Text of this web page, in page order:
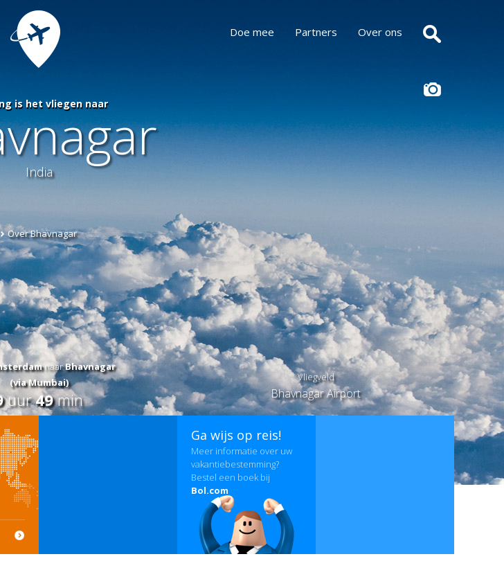
Doe mee Partners Over ons
is het vliegen naar
India
Over Bhavnagar
naarBhavnagar
(via Mumbai)
uur49min
Vliegveld
Bhavnagar Airport
Ga wijs op reis!
Meer informatie over uw
vakantiebestemming?
Bestel een boek bij
Bol.com